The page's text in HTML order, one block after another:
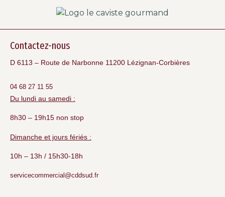
Contactez-nous
D 6113 – Route de Narbonne 11200 Lézignan-Corbières
04 68 27 11 55
Du lundi au samedi :
8h30 – 19h15 non stop
Dimanche et jours fériés :
10h – 13h / 15h30-18h
servicecommercial@cddsud.fr